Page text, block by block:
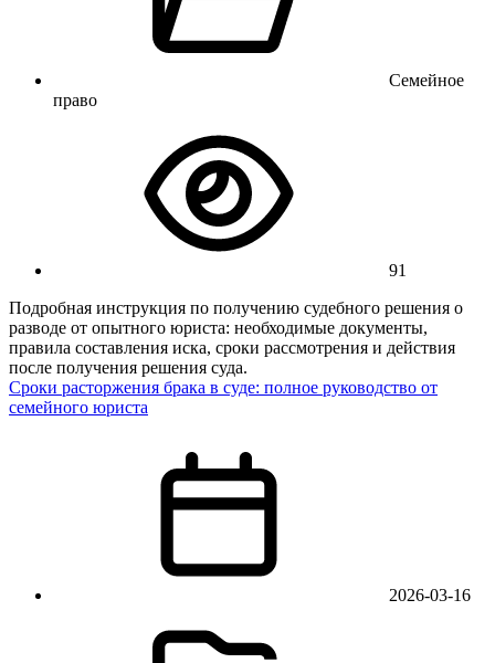
Семейное
право
91
Подробная инструкция по получению судебного решения о
разводе от опытного юриста: необходимые документы,
правила составления иска, сроки рассмотрения и действия
после получения решения суда.
Сроки расторжения брака в суде: полное руководство от
семейного юриста
2026-03-16